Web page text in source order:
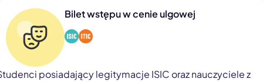
Bilet wstępu w cenie ulgowej
posiadający legitymacje ISIC oraz nauczyciele z